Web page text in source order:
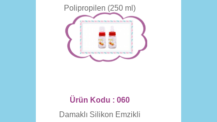
Polipropilen (250 ml)
Ürün Kodu : 060
Damaklı Silikon Emzikli